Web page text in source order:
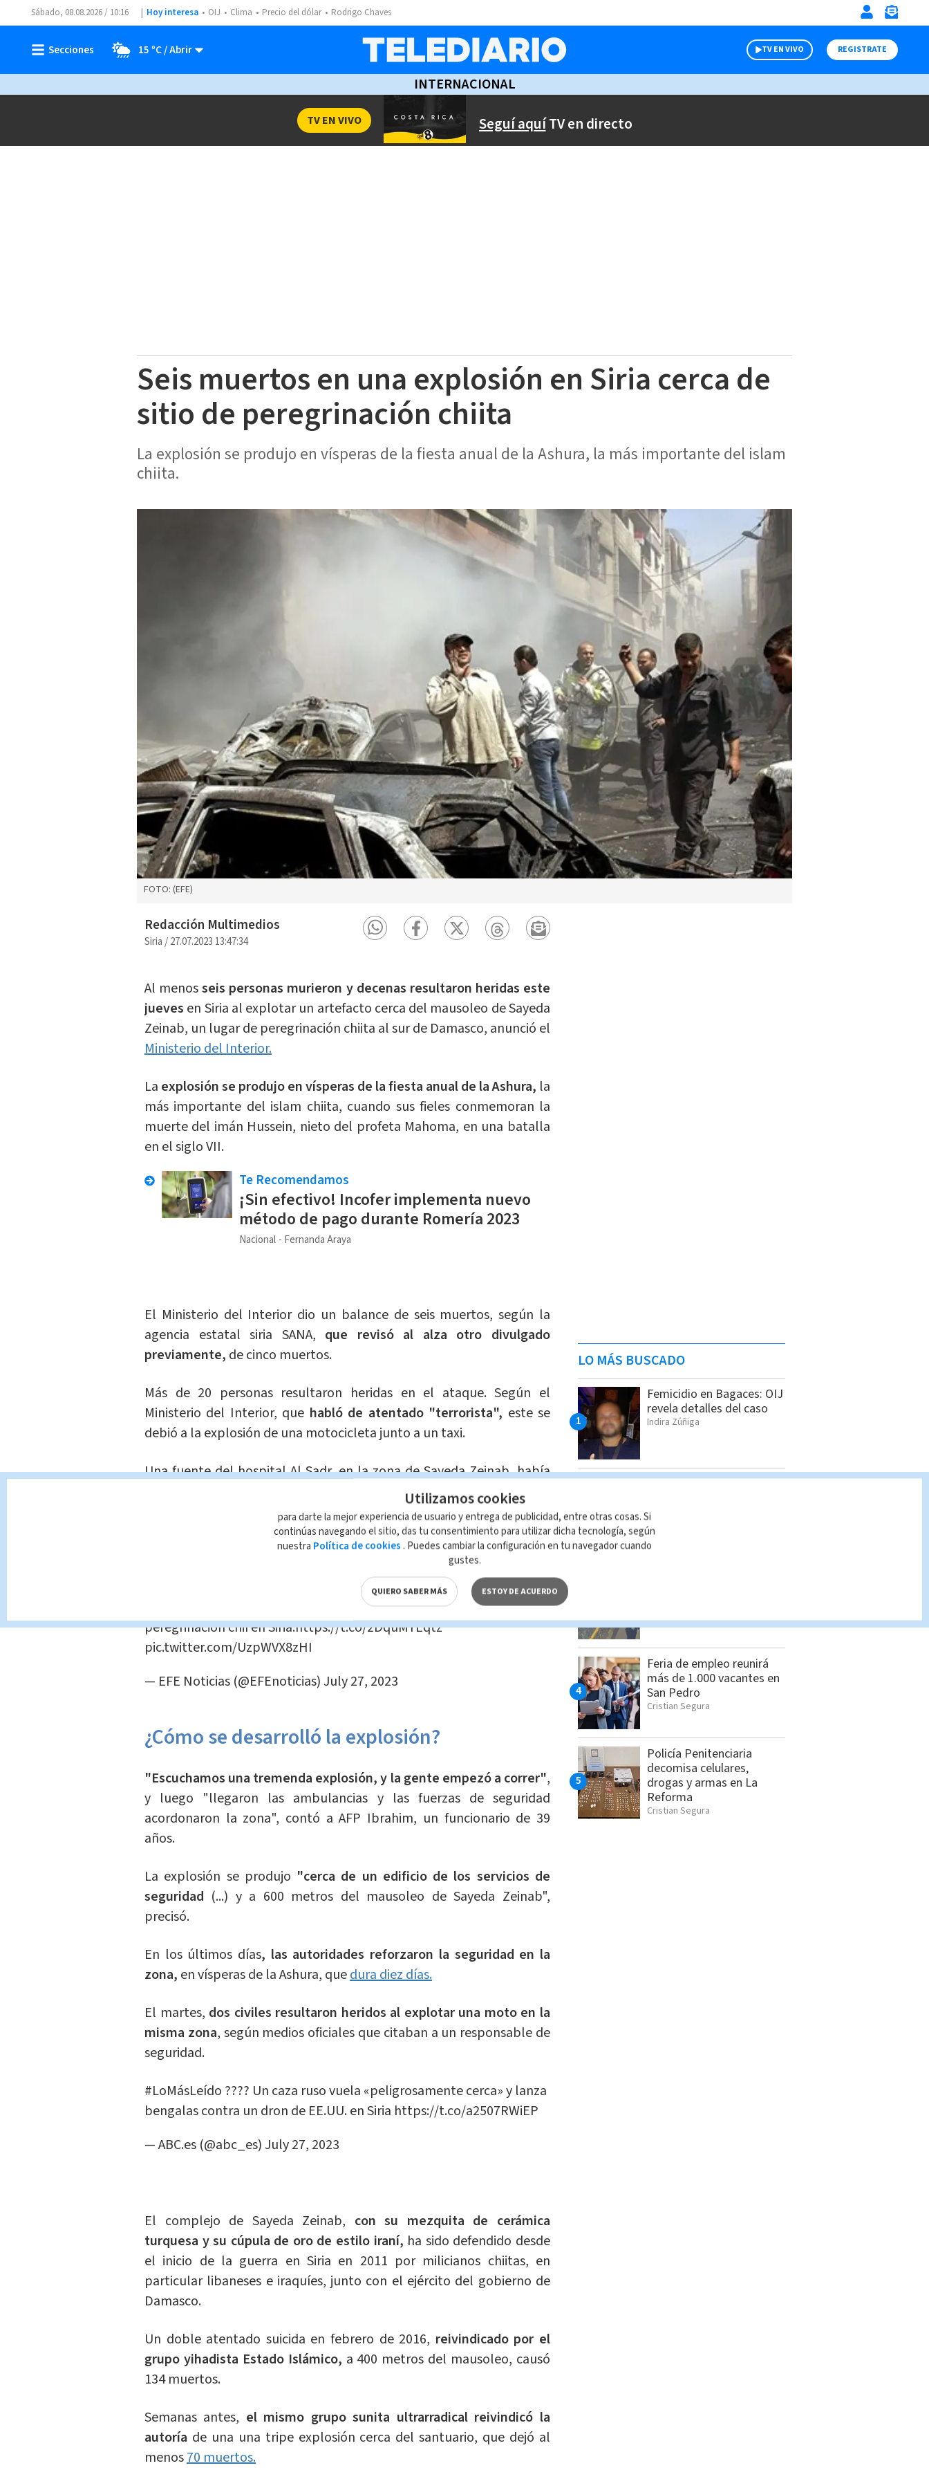
Sábado, 08.08.2026 / 10:16 Hoy interesa OIJ Clima Precio del dólar Rodrigo Chaves
15 ºC TV EN VIVO REGISTRATE
INTERNACIONAL
Seguí aquíTV en directo
TV EN VIVO
Seis muertos en una explosión en Siria cerca de
sitio de peregrinación chiita
La explosión se produjo en vísperas de la fiesta anual de la Ashura, la más importante del islam
chiita.
FOTO: (EFE)
Redacción Multimedios
Siria/27.07.2023 13:47:34
Al menosseis personas murieron y decenas resultaron heridas este
jueves en Siria al explotar un artefacto cerca del mausoleo de Sayeda
Zeinab, un lugar de peregrinación chiita al sur de Damasco, anunció el
Ministerio del Interior.
La explosión se produjo en vísperas de la fiesta anual de la Ashura, la
más importante del islam chiita, cuando sus fieles conmemoran la
muerte del imán Hussein, nieto del profeta Mahoma, en una batalla
en el siglo VII.
Te Recomendamos
¡Sin efectivo! Incofer implementa nuevo
método de pago durante Romería 2023
Nacional Fernanda Araya
El Ministerio del Interior dio un balance de seis muertos, según la
agencia estatal siria SANA, que revisó al alza otro divulgado
previamente, de cinco muertos.
Más de 20 personas resultaron heridas en el ataque. Según el
Ministerio del Interior, que habló de atentado "terrorista", este se
debió a la explosión de una motocicleta junto a un taxi.
Una fuente del hospital Al Sadr, en la zona de Sayeda Zeinab, había
diez heridos fueron ingresados,uno
estado grave.
La televisión estatal reportó a su vez "un artefacto explosivo
Al menos 5 muertos y 21 heridos por un coche bomba en zona de
peregrinación chií en Siria.https://t.co/2DquMYEqtz
pic.twitter.com/UzpWVX8zHI
— EFE Noticias (@EFEnoticias)July 27, 2023
¿Cómo se desarrolló la explosión?
"Escuchamos una tremenda explosión, y la gente empezó a correr",
y luego "llegaron las ambulancias y las fuerzas de seguridad
acordonaron la zona", contó a AFP Ibrahim, un funcionario de 39
años.
La explosión se produjo "cerca de un edificio de los servicios de
seguridad (...) y a 600 metros del mausoleo de Sayeda Zeinab",
precisó.
En los últimos días, las autoridades reforzaron la seguridad en la
zona, en vísperas de la Ashura, quedura diez días.
El martes, dos civiles resultaron heridos al explotar una moto en la
misma zona, según medios oficiales que citaban a un responsable de
seguridad.
#LoMásLeído ???? Un caza ruso vuela «peligrosamente cerca» y lanza
bengalas contra un dron de EE.UU. en Siria https://t.co/a2507RWiEP
— ABC.es (@abc_es)July 27, 2023
El complejo de Sayeda Zeinab, con su mezquita de cerámica
turquesa y su cúpula de oro de estilo iraní, ha sido defendido desde
el inicio de la guerra en Siria en 2011 por milicianos chiitas, en
particular libaneses e iraquíes, junto con el ejército del gobierno de
Damasco.
Un doble atentado suicida en febrero de 2016, reivindicado por el
grupo yihadista Estado Islámico, a 400 metros del mausoleo, causó
134 muertos.
Semanas antes, el mismo grupo sunita ultrarradical reivindicó la
autoría de una una tripe explosión cerca del santuario, que dejó al
menos70 muertos.
LO MÁS BUSCADO
Femicidio en Bagaces: OIJ
revela detalles del caso
Indira Zúñiga
Dólar en Costa Rica: Tipo
miércoles 5 de agosto
Indira Zúñiga
Indira Zúñiga
Feria de empleo reunirá
más de 1.000 vacantes en
San Pedro
Cristian Segura
Policía Penitenciaria
decomisa celulares,
drogas y armas en La
Reforma
Cristian Segura
Utilizamos cookies
para darte la mejor experiencia de usuario y entrega de publicidad, entre otras cosas. Si
continúas navegando el sitio, das tu consentimiento para utilizar dicha tecnología, según
nuestra Política de cookies . Puedes cambiar la configuración en tu navegador cuando
gustes.
QUIERO SABER MÁS ESTOY DE ACUERDO